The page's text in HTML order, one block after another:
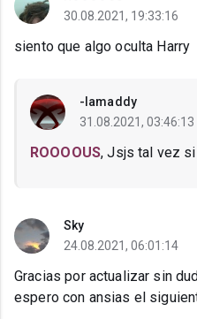
30.08.2021, 19:33:16
siento que algo oculta Harry
-Iamaddy
31.08.2021, 03:46:13
ROOOOUS, Jsjs tal vez
Sky
24.08.2021, 06:01:14
Gracias por actualizar sin
espero con ansias el